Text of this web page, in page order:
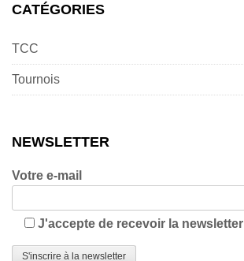
CATÉGORIES
TCC
Tournois
NEWSLETTER
Votre e-mail
J'accepte de recevoir la newsletter